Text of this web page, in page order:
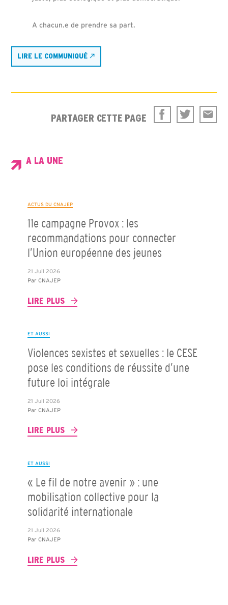
A chacun.e de prendre sa part.
LIRE LE COMMUNIQUÉ
PARTAGER CETTE PAGE
A LA UNE
ACTUS DU CNAJEP
11e campagne Provox : les
recommandations pour connecter
l’Union européenne des jeunes
21 Juil 2026
Par CNAJEP
LIRE PLUS
ET AUSSI
Violences sexistes et sexuelles : le CESE
pose les conditions de réussite d’une
future loi intégrale
21 Juil 2026
Par CNAJEP
LIRE PLUS
ET AUSSI
« Le fil de notre avenir » : une
mobilisation collective pour la
solidarité internationale
21 Juil 2026
Par CNAJEP
LIRE PLUS